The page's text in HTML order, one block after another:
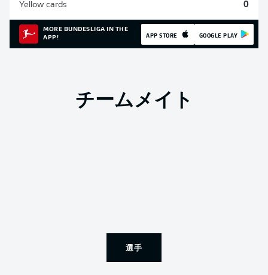
Yellow cards 0
MORE BUNDESLIGA IN THE
APP!
APP STORE GOOGLE PLAY
チームメイト
選手